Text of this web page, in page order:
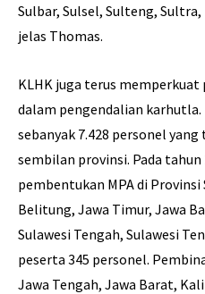
Sulbar, Sulsel, Sulteng, Sultra,
jelas Thomas.
KLHK juga terus
dalam pengendalian
sebanyak 7.428 personel
sembilan provinsi. Pada
pembentukan MPA di
Belitung, Jawa Timur, Jawa
Sulawesi Tengah, Sulawesi
peserta 345 personel.
Jawa Tengah, Jawa Barat,